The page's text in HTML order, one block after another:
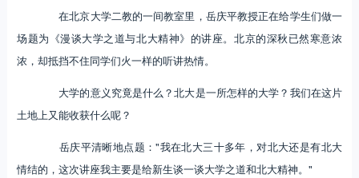
在北京大学二教的一间教室里，岳庆平教授正在给学生们做一
场题为《漫谈大学之道与北大精神》的讲座。北京的深秋已然寒意浓
浓，却抵挡不住同学们火一样的听讲热情。
大学的意义究竟是什么？北大是一所怎样的大学？我们在这片
土地上又能收获什么呢？
岳庆平清晰地点题："我在北大三十多年，对北大还是有北大
情结的，这次讲座我主要是给新生谈一谈大学之道和北大精神。"